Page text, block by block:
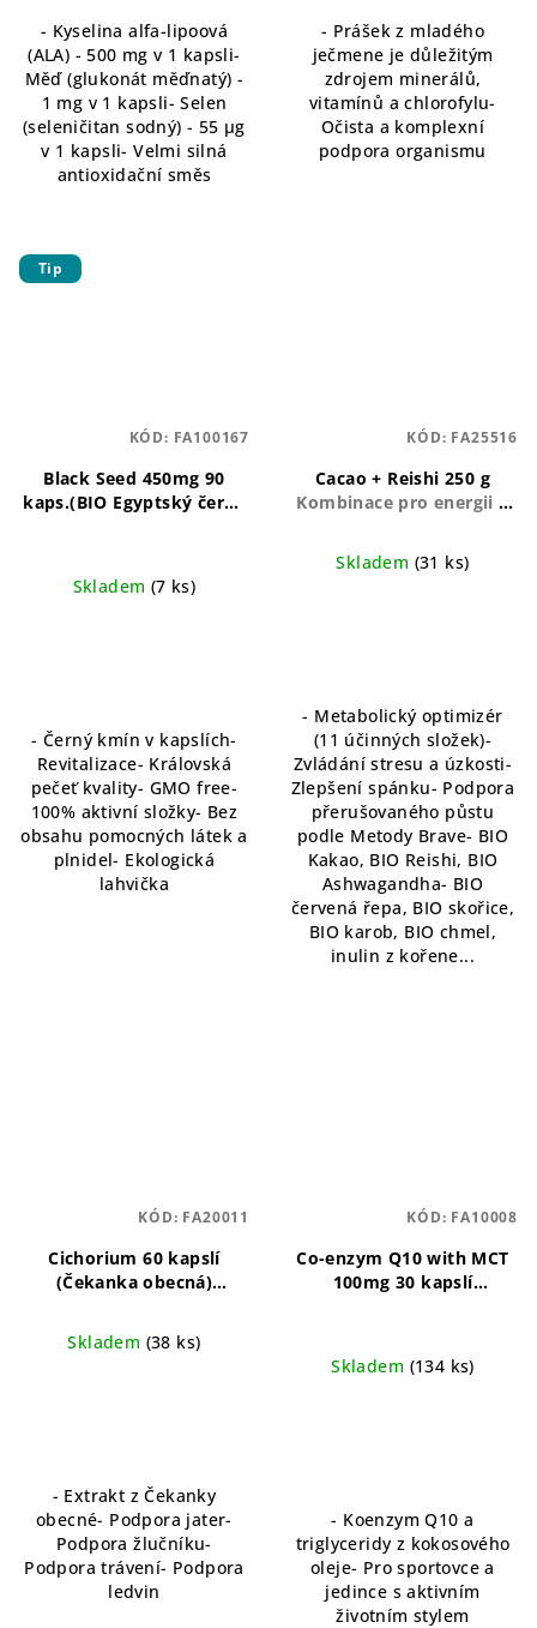
- Kyselina alfa-lipoová
(ALA) - 500 mg v 1 kapsli-
Měď (glukonát měďnatý) -
1 mg v 1 kapsli- Selen
(seleničitan sodný) - 55 µg
v 1 kapsli- Velmi silná
antioxidační směs
- Prášek z mladého
ječmene je důležitým
zdrojem minerálů,
vitamínů a chlorofylu-
Očista a komplexní
podpora organismu
Tip
Black Seed 450mg 90
kaps.(BIO Egyptský černý
Skladem (7 ks)
- Černý kmín v kapslích-
Revitalizace- Královská
pečeť kvality- GMO free-
100% aktivní složky- Bez
obsahu pomocných látek a
plnidel- Ekologická
lahvička
KÓD: FA100167
Cacao + Reishi 250 g
Kombinace pro energii a
Skladem (31 ks)
- Metabolický optimizér
(11 účinných složek)-
Zvládání stresu a úzkosti-
Zlepšení spánku- Podpora
přerušovaného půstu
podle Metody Brave- BIO
Kakao, BIO Reishi, BIO
Ashwagandha- BIO
červená řepa, BIO skořice,
BIO karob, BIO chmel,
inulin z kořene...
KÓD: FA25516
Cichorium 60 kapslí
(Čekanka obecná)
zdraví jater
Skladem (38 ks)
- Extrakt z Čekanky
obecné- Podpora jater-
Podpora žlučníku-
Podpora trávení- Podpora
ledvin
KÓD: FA20011
Co-enzym Q10 with MCT
100mg 30 kapslí
každodenní energii
Skladem (134 ks)
- Koenzym Q10 a
triglyceridy z kokosového
oleje- Pro sportovce a
jedince s aktivním
životním stylem
KÓD: FA10008